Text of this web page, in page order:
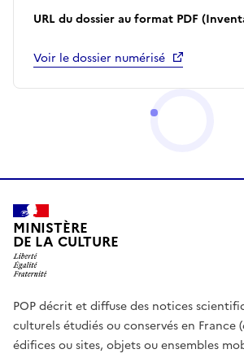
URL du dossier au format PDF
Voir le dossier numérisé
MINISTÈRE
DE LA CULTURE
POP décrit et diffuse des notices
culturels étudiés ou conservés en
édifices ou sites, objets ou ensembles